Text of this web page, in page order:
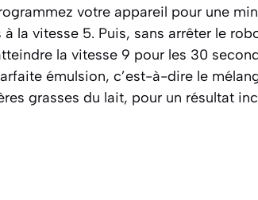
votre appareil pour une
la vitesse 5. Puis, sans arrêter le
la vitesse 9 pour les 30
émulsion, c’est-à-dire le
grasses du lait, pour un résultat